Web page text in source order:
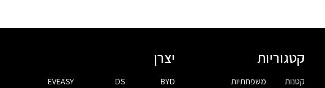
קטגוריות
קטנות
משפחתיות
יצרן
BYD
DS
EVEASY